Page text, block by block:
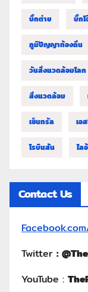
บิ๊กต่าย บิ๊ก
ภูมิปัญญาท้องถิ่น
วันสิ่งแวดล้อมโลก
สิ่งแวดล้อม
เซ็นทรัล เอ
โรบินสัน ไล
Contact Us
Twitter :
YouTube :